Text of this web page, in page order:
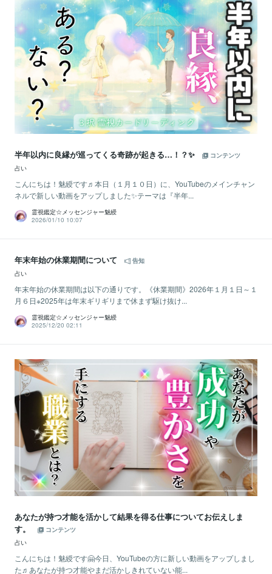
半年以内に良縁が巡ってくる奇跡が起きる…！？✨
コンテンツ
占い
こんにちは！魅綬です♬本日（１月１０日）に、YouTubeのメインチャン
ネルで新しい動画をアップしました✨テーマは『半年...
霊視鑑定☆メッセンジャー魅綬
2026/01/10 10:07
年末年始の休業期間について
告知
占い
年末年始の休業期間は以下の通りです。《休業期間》2026年１月１日～１
月６日※2025年は年末ギリギリまで休まず駆け抜け...
霊視鑑定☆メッセンジャー魅綬
2025/12/20 02:11
あなたが持つ才能を活かして結果を得る仕事についてお伝えしま
す。
コンテンツ
占い
こんにちは！魅綬です🤗今日、YouTubeの方に新しい動画をアップしまし
た♬あなたが持つ才能やまだ活かしきれていない能...